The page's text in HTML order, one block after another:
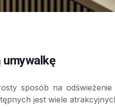
umywalkę
sposób na
jest wiele